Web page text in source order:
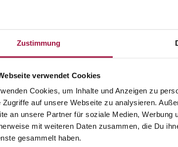
Zustimmung
verwendet Cookies
Cookies, um Inhalte und Anzeigen zu
Zugriffe auf unsere Webseite zu analysieren.
an unsere Partner für soziale Medien,
mit weiteren Daten zusammen, die Du
gesammelt haben.
17,66